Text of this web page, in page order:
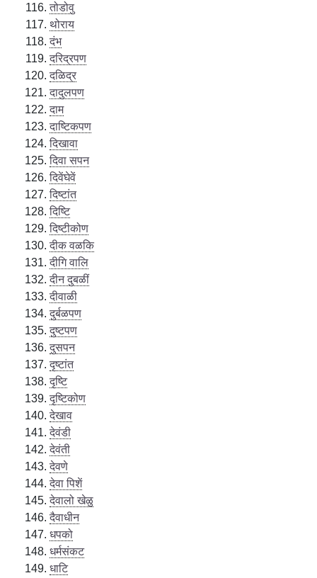
तोडोवु
थोराय
दंभ
दरिद्रपण
दळिद्र
दादुलपण
दाम
दाष्टिकपण
दिखावा
दिवा सपन
दिवेंघेवें
दिष्टांत
दिष्टि
दिष्टीकोण
दीक वळकि
दीगि वालि
दीन दुबळीं
दीवाळी
दुर्बळपण
दुष्टपण
दुसपन
दृष्टांत
दृष्टि
दृष्टिकोण
देखाव
देवंडी
देवंती
देवणे
देवा पिशें
देवालो खेळु
दैवाधीन
धपको
धर्मसंकट
धाटि